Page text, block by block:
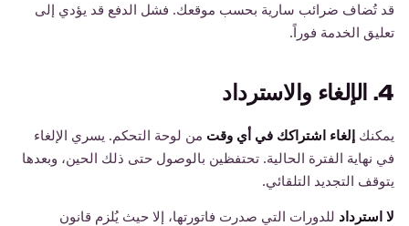
قد تُضاف ضرائب سارية بحسب موقعك. فشل الدفع قد يؤدي إلى
تعليق الخدمة فوراً.
4. الإلغاء والاسترداد
يمكنك إلغاء اشتراكك في أي وقت من لوحة التحكم. يسري الإلغاء
في نهاية الفترة الحالية. تحتفظين بالوصول حتى ذلك الحين، وبعدها
يتوقف التجديد التلقائي.
لا استرداد للدورات التي صدرت فاتورتها، إلا حيث يُلزم قانون